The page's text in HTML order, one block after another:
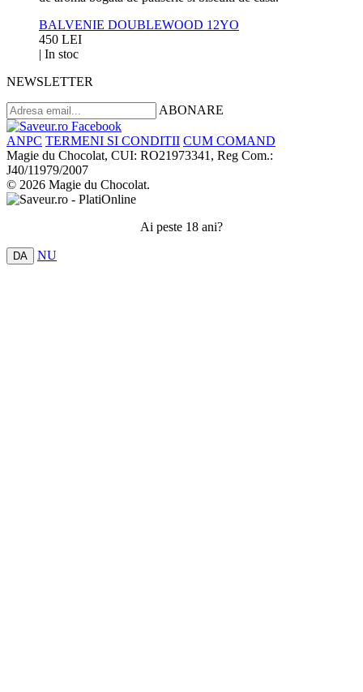
BALVENIE DOUBLEWOOD 12YO
450 LEI
| In stoc
NEWSLETTER
ABONARE
ANPC TERMENI SI CONDITII CUM COMAND
Magie du Chocolat, CUI: RO21973341, Reg Com.:
J40/11979/2007
© 2026 Magie du Chocolat.
Ai peste 18 ani?
DA NU